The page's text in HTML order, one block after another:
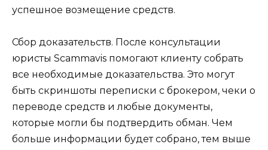
успешное возмещение средств.
Сбор доказательств. После консультации
юристы Scammavis помогают клиенту собрать
все необходимые доказательства. Это могут
быть скриншоты переписки с брокером, чеки о
переводе средств и любые документы,
которые могли бы подтвердить обман. Чем
больше информации будет собрано, тем выше